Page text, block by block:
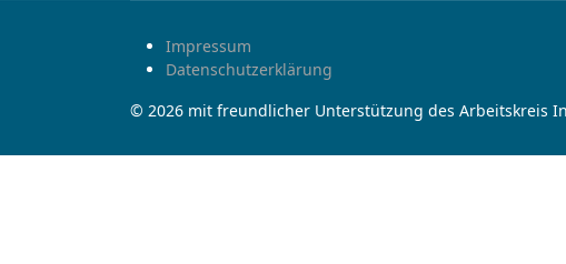
Impressum
Datenschutzerklärung
© 2026 mit freundlicher Unterstützung des Arbeitskreis